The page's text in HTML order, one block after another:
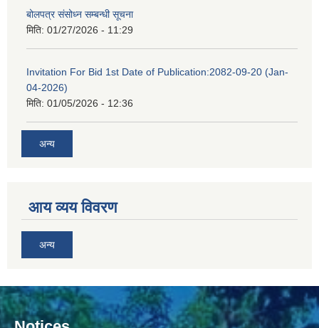
बोलपत्र संसोध्न सम्बन्धी सूचना
मिति: 01/27/2026 - 11:29
Invitation For Bid 1st Date of Publication:2082-09-20 (Jan-
04-2026)
मिति: 01/05/2026 - 12:36
अन्य
आय व्यय विवरण
अन्य